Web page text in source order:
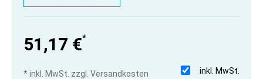
51,17 €*
inkl. MwSt.
* inkl. MwSt. zzgl. Versandkosten